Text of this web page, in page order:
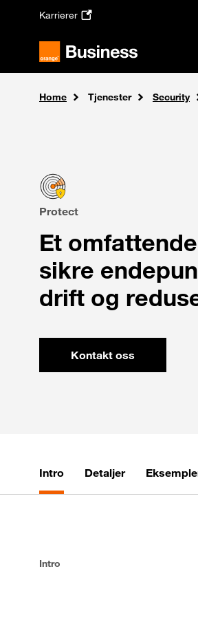
Skip to main content
Karrierer
Home Tjenester Security
Protect
Et
sikre
drift og
Kontakt oss
Intro Detaljer
Intro